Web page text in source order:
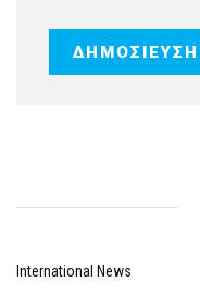
International News